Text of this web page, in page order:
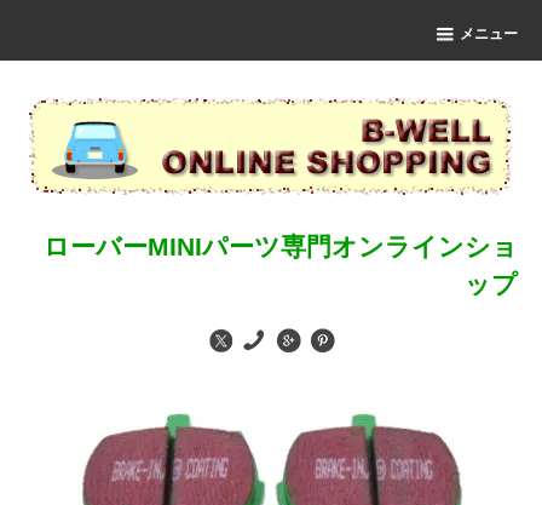
メニュー
ローバーMINIパーツ専門オンラインショ
ップ